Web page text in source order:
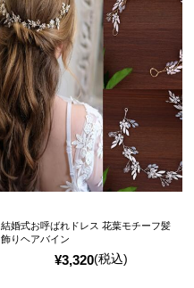
¥3,320(税込)
結婚式お呼ばれドレス 花葉モチーフ髪
飾りヘアバイン